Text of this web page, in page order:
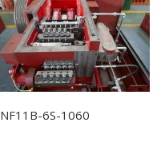
NF11B-6S-1060